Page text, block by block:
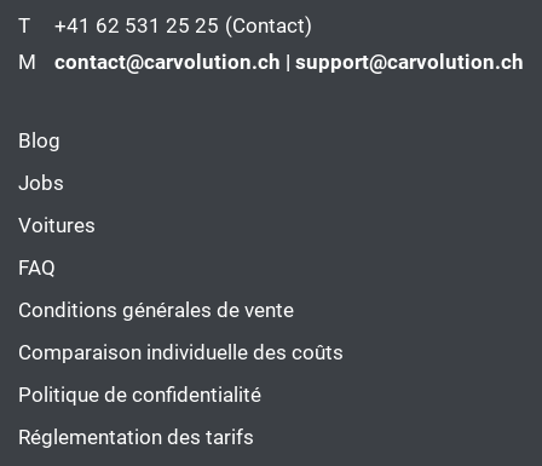
T +41 62 531 25 25 (Contact)
M
contact@carvolution.ch | support@carvolution.ch
Blog
Jobs
Voitures
FAQ
Conditions générales de vente
Comparaison individuelle des coûts
Politique de confidentialité
Réglementation des tarifs